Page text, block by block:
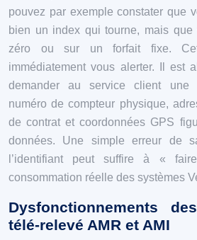
pouvez par exemple constater que
bien un index qui tourne, mais que
zéro ou sur un forfait fixe.
immédiatement vous alerter. Il est
demander au service client une
numéro de compteur physique,
de contrat et coordonnées GPS
données. Une simple erreur de
l’identifiant peut suffire à «
consommation réelle des systèmes
Dysfonctionnements
télé-relevé AMR et AMI